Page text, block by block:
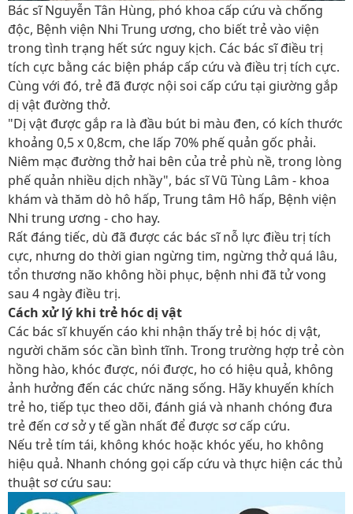
Bác sĩ Nguyễn Tân Hùng, phó khoa cấp cứu và chống
độc, Bệnh viện Nhi Trung ương, cho biết trẻ vào viện
trong tình trạng hết sức nguy kịch. Các bác sĩ điều trị
tích cực bằng các biện pháp cấp cứu và điều trị tích cực.
Cùng với đó, trẻ đã được nội soi cấp cứu tại giường gắp
dị vật đường thở.
"Dị vật được gắp ra là đầu bút bi màu đen, có kích thước
khoảng 0,5 x 0,8cm, che lấp 70% phế quản gốc phải.
Niêm mạc đường thở hai bên của trẻ phù nề, trong lòng
phế quản nhiều dịch nhầy", bác sĩ Vũ Tùng Lâm - khoa
khám và thăm dò hô hấp, Trung tâm Hô hấp, Bệnh viện
Nhi trung ương - cho hay.
Rất đáng tiếc, dù đã được các bác sĩ nỗ lực điều trị tích
cực, nhưng do thời gian ngừng tim, ngừng thở quá lâu,
tổn thương não không hồi phục, bệnh nhi đã tử vong
sau 4 ngày điều trị.
Cách xử lý khi trẻ hóc dị vật
Các bác sĩ khuyến cáo khi nhận thấy trẻ bị hóc dị vật,
người chăm sóc cần bình tĩnh. Trong trường hợp trẻ còn
hồng hào, khóc được, nói được, ho có hiệu quả, không
ảnh hưởng đến các chức năng sống. Hãy khuyến khích
trẻ ho, tiếp tục theo dõi, đánh giá và nhanh chóng đưa
trẻ đến cơ sở y tế gần nhất để được sơ cấp cứu.
Nếu trẻ tím tái, không khóc hoặc khóc yếu, ho không
hiệu quả. Nhanh chóng gọi cấp cứu và thực hiện các thủ
thuật sơ cứu sau: